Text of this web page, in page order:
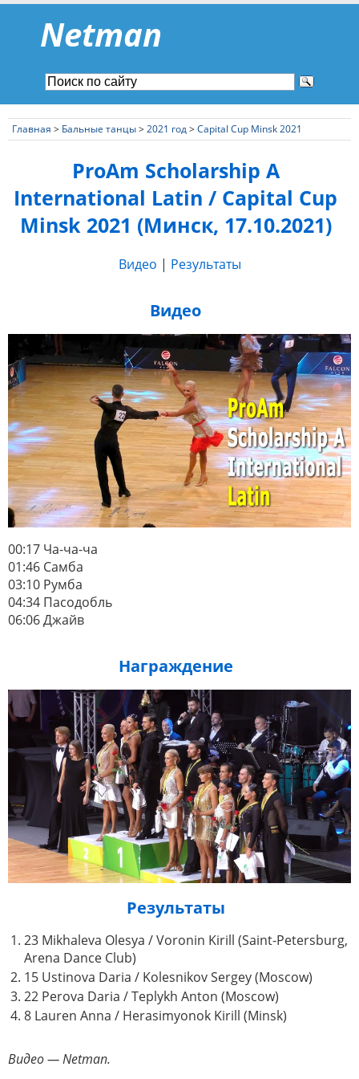
Netman
Главная > Бальные танцы>2021 год>Capital Cup Minsk 2021
ProAm Scholarship A
International Latin / Capital Cup
Minsk 2021 (Минск, 17.10.2021)
Видео | Результаты
Видео
00:17 Ча-ча-ча
01:46 Самба
03:10 Румба
04:34 Пасодобль
06:06 Джайв
Награждение
Результаты
23 Mikhaleva Olesya / Voronin Kirill (Saint-Petersburg,
Arena Dance Club)
15 Ustinova Daria / Kolesnikov Sergey (Moscow)
22 Perova Daria / Teplykh Anton (Moscow)
8 Lauren Anna / Herasimyonok Kirill (Minsk)
Видео — Netman.